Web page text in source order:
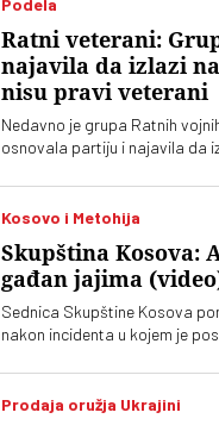
Ratni veterani:
najavila da izlazi
nisu pravi veterani
Nedavno je grupa Ratnih
osnovala partiju i najavila da
se od njih
Kosovo i Metohija
Skupština Kosova:
gađan jajima
Sednica Skupštine Kosova
nakon incidenta u kojem je
premijera Aljbina Kurtija
Prodaja oružja Ukrajini